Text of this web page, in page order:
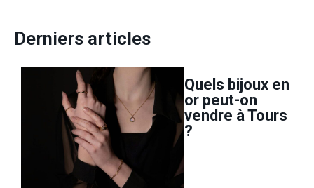
Derniers articles
Quels bijoux en
or peut-on
vendre à Tours
?